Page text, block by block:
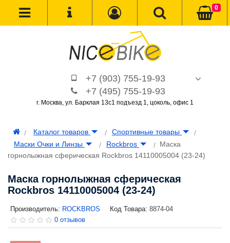
+7 (903) 755-19-93
+7 (495) 755-19-93
г. Москва, ул. Барклая 13с1 подъезд 1, цоколь, офис 1
0
Каталог товаров
Спортивные товары
Маски Очки и Линзы
Rockbros
Маска
горнолыжная сферическая Rockbros 14110005004 (23-24)
Маска горнолыжная сферическая
Rockbros 14110005004 (23-24)
Производитель: ROCKBROS Код Товара: 8874-04
0 отзывов